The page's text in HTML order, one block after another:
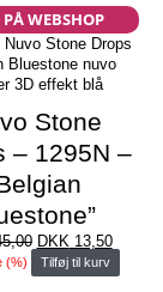
WEBSHOP
Stone
– 1295N –
Den
oprindelige
pris
DKK13,50Den
pris
(%) Tilføj til kurv